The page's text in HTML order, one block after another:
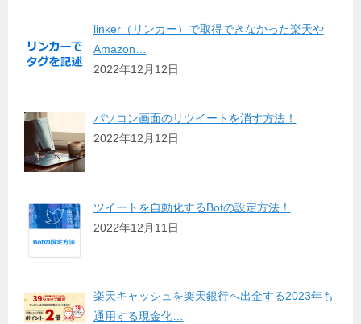
linker（リンカー）で取得できなかった楽天や
Amazon…
2022年12月12日
パソコン画面のリツイートを消す方法！
2022年12月12日
ツイートを自動化するBotの設定方法！
2022年12月11日
楽天キャッシュを楽天銀行へ出金する2023年も
通用する現金化…